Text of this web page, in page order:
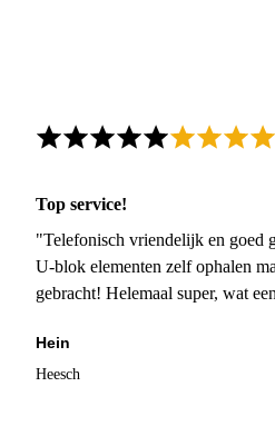
Top service!
"Telefonisch vriendelijk en goed
U-blok elementen zelf ophalen
gebracht! Helemaal super, wat
Hein
Heesch